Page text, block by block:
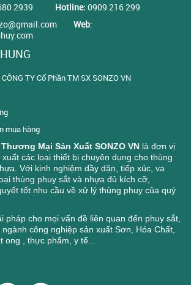
2939 Hotline: 0909 216 299
Web:
TY Cổ Phần TM SX SONZO VN
mua hàng
Mại Sản Xuất SONZO VN là đơn vị
các loại thiết bị chuyên dụng cho thùng
Với kinh nghiệm dầy dặn, tiếp xúc, va
thùng phuy sắt và nhựa đủ kích cỡ,
tốt nhu cầu về xử lý thùng phuy của quý
pháp cho mọi vấn đề liên quan đến phuy sắt,
công nghiệp sản xuất Sơn, Hóa Chất,
ong , thực phẩm, y tế...